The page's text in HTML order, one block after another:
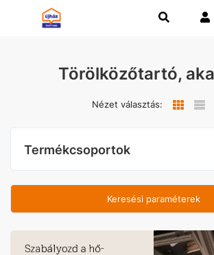
Törölközőtartó,
Nézet választás:
Termékcsoportok
Keresési paraméterek